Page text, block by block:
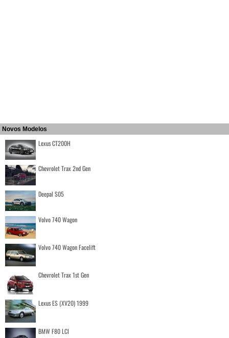
Novos Modelos
Lexus CT200H
Chevrolet Trax 2nd Gen
Deepal S05
Volvo 740 Wagon
Volvo 740 Wagon Facelift
Chevrolet Trax 1st Gen
Lexus ES (XV20) 1999
BMW F80 LCI